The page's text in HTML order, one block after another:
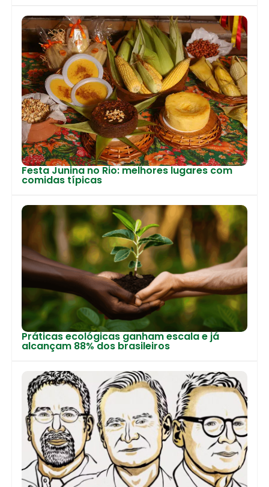
Festa Junina no Rio: melhores lugares com
comidas típicas
Práticas ecológicas ganham escala e já
alcançam 88% dos brasileiros